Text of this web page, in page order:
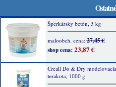
Šperkársky betón, 3 kg
maloobch. cena:27,45 €
shop cena: 23,87 €
Creall Do & Dry
terakota, 1000 g